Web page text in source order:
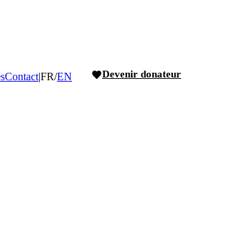
Contact|FR/EN Devenir donateur